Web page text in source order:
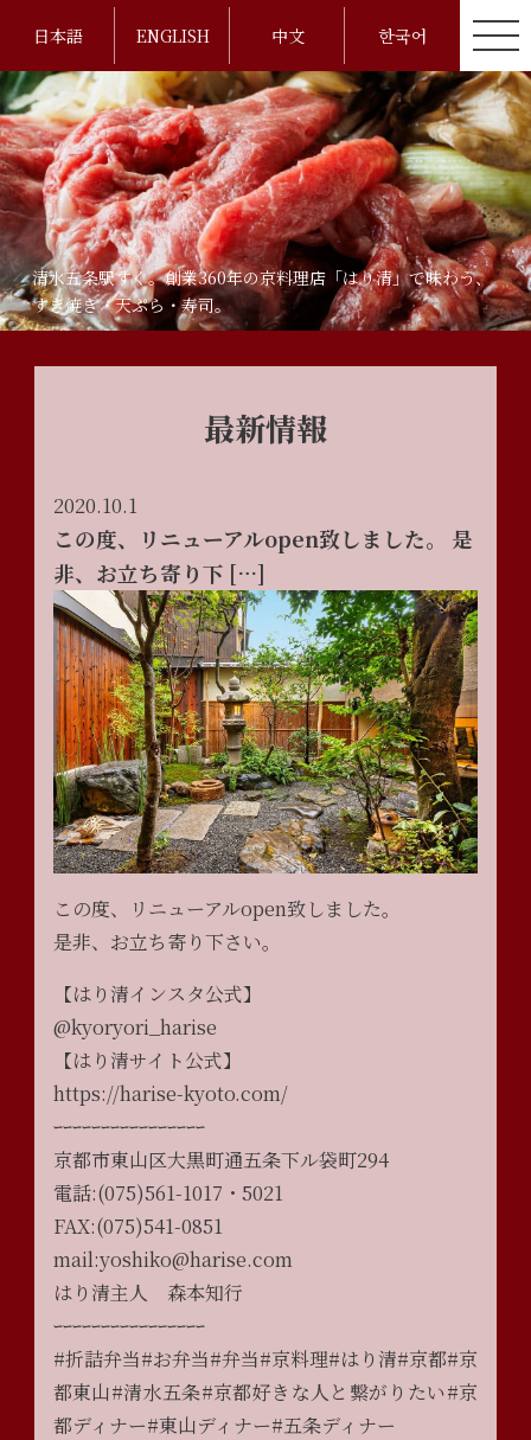
日本語 ENGLISH 中文 한국어
清水五条駅すぐ。創業360年の京料理店「はり清」で味わう、
すき焼き・天ぷら・寿司。
最新情報
2020.10.1
この度、リニューアルopen致しました。 是
非、お立ち寄り下 […]
この度、リニューアルopen致しました。
是非、お立ち寄り下さい。
【はり清インスタ公式】
@kyoryori_harise
【はり清サイト公式】
https://harise-kyoto.com/
ｰｰｰｰｰｰｰｰｰｰｰｰｰｰｰｰ
京都市東山区大黒町通五条下ル袋町294
電話:(075)561-1017・5021
FAX:(075)541-0851
mail:yoshiko@harise.com
はり清主人 森本知行
ｰｰｰｰｰｰｰｰｰｰｰｰｰｰｰｰ
#折詰弁当#お弁当#弁当#京料理#はり清#京都#京
都東山#清水五条#京都好きな人と繋がりたい#京
都ディナー#東山ディナー#五条ディナー